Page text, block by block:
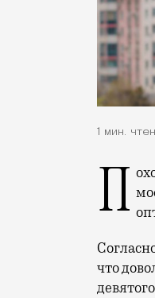
1 мин.
Похоже, что социологи специально вели охоту на счастливых и довольных
что